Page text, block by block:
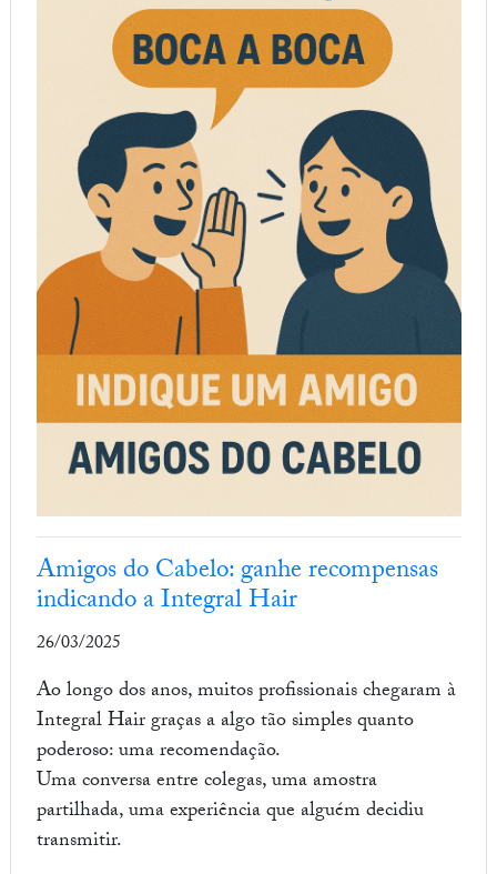
Amigos do Cabelo: ganhe recompensas
indicando a Integral Hair
26/03/2025
Ao longo dos anos, muitos profissionais chegaram à
Integral Hair graças a algo tão simples quanto
poderoso: uma recomendação.
Uma conversa entre colegas, uma amostra
partilhada, uma experiência que alguém decidiu
transmitir.